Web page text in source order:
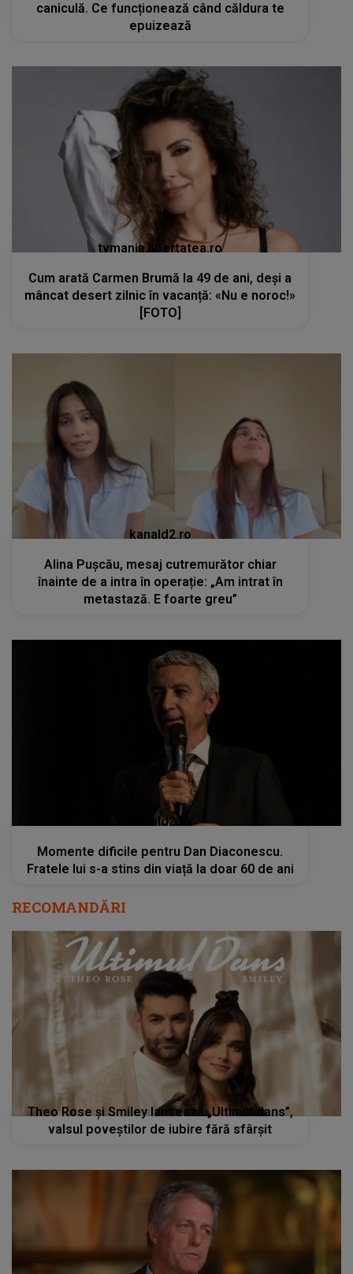
caniculă. Ce funcționează când căldura te
epuizează
tvmania.libertatea.ro
Cum arată Carmen Brumă la 49 de ani, deși a
mâncat desert zilnic în vacanță: «Nu e noroc!»
[FOTO]
kanald2.ro
Alina Pușcău, mesaj cutremurător chiar
înainte de a intra în operație: „Am intrat în
metastază. E foarte greu”
kanald2.ro
Momente dificile pentru Dan Diaconescu.
Fratele lui s-a stins din viață la doar 60 de ani
RECOMANDĂRI
Theo Rose și Smiley lansează „Ultimul dans”,
valsul poveștilor de iubire fără sfârșit